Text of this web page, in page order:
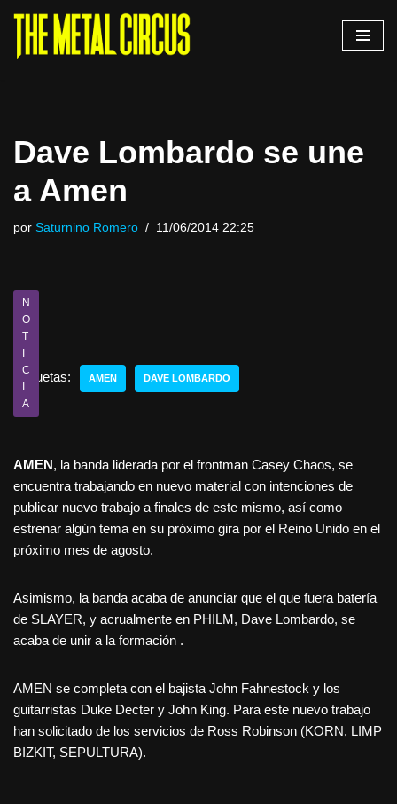
Saltar
Dave Lombardo se une
a Amen
por Saturnino Romero 11/06/2014 22:25
N
O
T
I
C
I
A
Etiquetas: AMEN DAVE LOMBARDO
AMEN, la banda liderada por el frontman Casey Chaos, se
encuentra trabajando en nuevo material con intenciones de
publicar nuevo trabajo a finales de este mismo, así como
estrenar algún tema en su próximo gira por el Reino Unido en el
próximo mes de agosto.
Asimismo, la banda acaba de anunciar que el que fuera batería
de SLAYER, y acrualmente en PHILM, Dave Lombardo, se
acaba de unir a la formación .
AMEN se completa con el bajista John Fahnestock y los
guitarristas Duke Decter y John King. Para este nuevo trabajo
han solicitado de los servicios de Ross Robinson (KORN, LIMP
BIZKIT, SEPULTURA).